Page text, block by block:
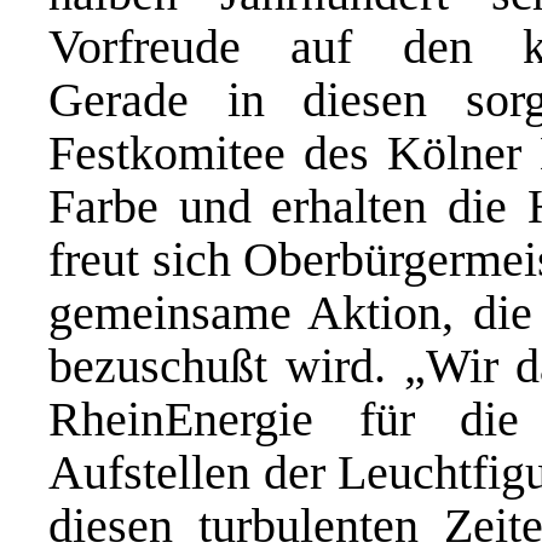
Vorfreude auf den
Gerade in diesen
Festkomitee des
Farbe und erhalten die
freut sich
gemeinsame Aktion,
bezuschußt wird. „Wir
RheinEnergie für
Aufstellen der
diesen turbulenten